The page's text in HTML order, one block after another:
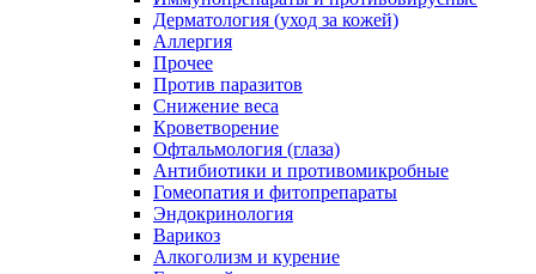
Дерматология (уход за кожей)
Аллергия
Прочее
Против паразитов
Снижение веса
Кроветворение
Офтальмология (глаза)
Антибиотики и противомикробные
Гомеопатия и фитопрепараты
Эндокринология
Варикоз
Алкоголизм и курение